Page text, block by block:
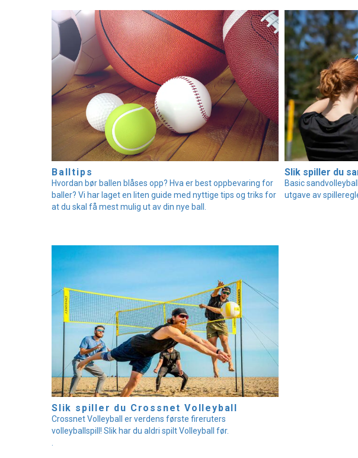
Balltips
Hvordan bør ballen blåses opp? Hva er best oppbevaring for
baller? Vi har laget en liten guide med nyttige tips og triks for
at du skal få mest mulig ut av din nye ball.
Slik spiller du
Basic
utgave av
Slik spiller du Crossnet Volleyball
Crossnet Volleyball er verdens første fireruters
volleyballspill! Slik har du aldri spilt Volleyball før.